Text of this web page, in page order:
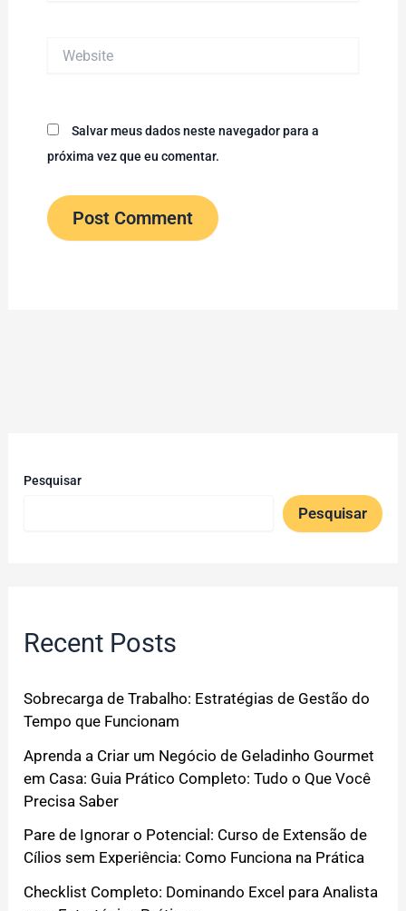
Salvar meus dados neste navegador para a
próxima vez que eu comentar.
Pesquisar
Pesquisar
Recent Posts
Sobrecarga de Trabalho: Estratégias de Gestão do
Tempo que Funcionam
Aprenda a Criar um Negócio de Geladinho Gourmet
em Casa: Guia Prático Completo: Tudo o Que Você
Precisa Saber
Pare de Ignorar o Potencial: Curso de Extensão de
Cílios sem Experiência: Como Funciona na Prática
Checklist Completo: Dominando Excel para Analista